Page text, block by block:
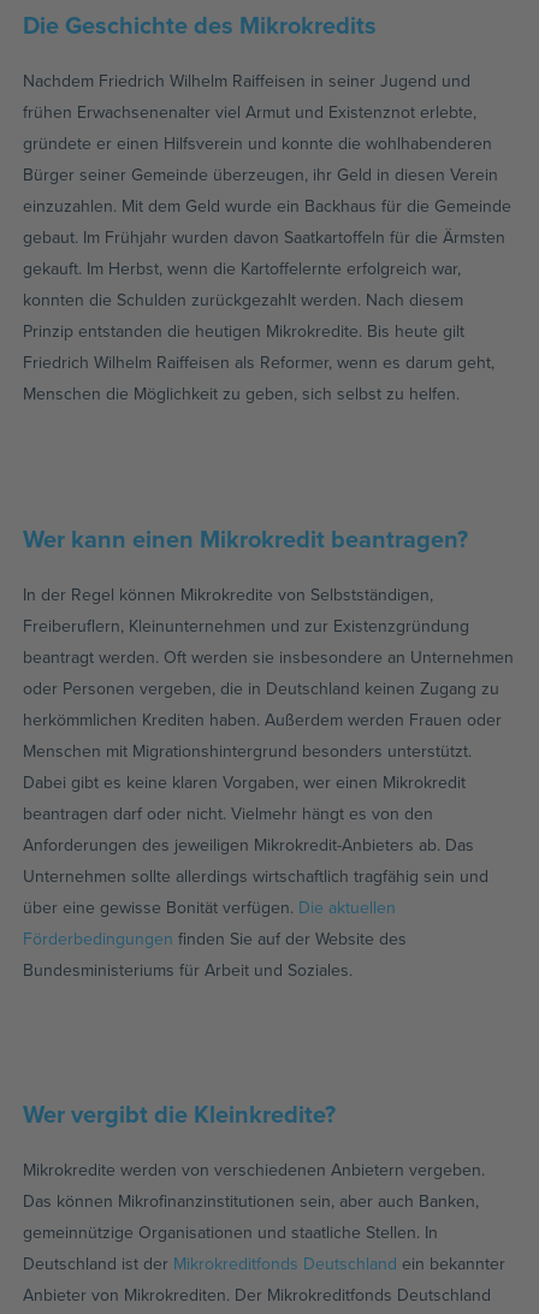
Die Geschichte des Mikrokredits
Nachdem Friedrich Wilhelm Raiffeisen in seiner Jugend und
frühen Erwachsenenalter viel Armut und Existenznot erlebte,
gründete er einen Hilfsverein und konnte die wohlhabenderen
Bürger seiner Gemeinde überzeugen, ihr Geld in diesen Verein
einzuzahlen. Mit dem Geld wurde ein Backhaus für die Gemeinde
gebaut. Im Frühjahr wurden davon Saatkartoffeln für die Ärmsten
gekauft. Im Herbst, wenn die Kartoffelernte erfolgreich war,
konnten die Schulden zurückgezahlt werden. Nach diesem
Prinzip entstanden die heutigen Mikrokredite. Bis heute gilt
Friedrich Wilhelm Raiffeisen als Reformer, wenn es darum geht,
Menschen die Möglichkeit zu geben, sich selbst zu helfen.
Wer kann einen Mikrokredit beantragen?
In der Regel können Mikrokredite von Selbstständigen,
Freiberuflern, Kleinunternehmen und zur Existenzgründung
beantragt werden. Oft werden sie insbesondere an Unternehmen
oder Personen vergeben, die in Deutschland keinen Zugang zu
herkömmlichen Krediten haben. Außerdem werden Frauen oder
Menschen mit Migrationshintergrund besonders unterstützt.
Dabei gibt es keine klaren Vorgaben, wer einen Mikrokredit
beantragen darf oder nicht. Vielmehr hängt es von den
Anforderungen des jeweiligen Mikrokredit-Anbieters ab. Das
Unternehmen sollte allerdings wirtschaftlich tragfähig sein und
über eine gewisse Bonität verfügen. Die aktuellen
Förderbedingungen finden Sie auf der Website des
Bundesministeriums für Arbeit und Soziales.
Wer vergibt die Kleinkredite?
Mikrokredite werden von verschiedenen Anbietern vergeben.
Das können Mikrofinanzinstitutionen sein, aber auch Banken,
gemeinnützige Organisationen und staatliche Stellen. In
Deutschland ist der Mikrokreditfonds Deutschland ein bekannter
Anbieter von Mikrokrediten. Der Mikrokreditfonds Deutschland